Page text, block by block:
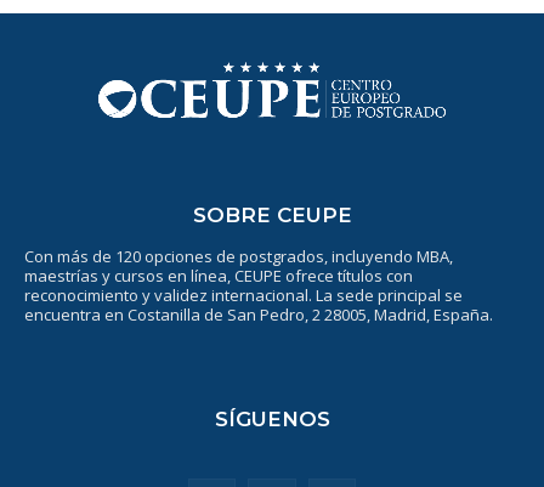
SOBRE CEUPE
Con más de 120 opciones de postgrados, incluyendo MBA,
maestrías y cursos en línea, CEUPE ofrece títulos con
reconocimiento y validez internacional. La sede principal se
encuentra en Costanilla de San Pedro, 2 28005, Madrid, España.
SÍGUENOS